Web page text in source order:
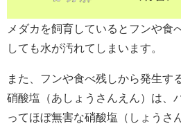
メダカを飼育しているとフンや食
しても水が汚れてしまいます。
また、フンや食べ残しから発生す
硝酸塩（あしょうさんえん）は、
ってほぼ無害な硝酸塩（しょうさ